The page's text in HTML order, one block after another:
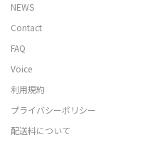
NEWS
Contact
FAQ
Voice
利用規約
プライバシーポリシー
配送料について